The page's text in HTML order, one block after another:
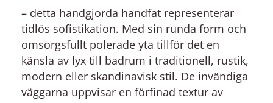
– detta handgjorda handfat representerar
tidlös sofistikation. Med sin runda form och
omsorgsfullt polerade yta tillför det en
känsla av lyx till badrum i traditionell, rustik,
modern eller skandinavisk stil. De invändiga
väggarna uppvisar en förfinad textur av